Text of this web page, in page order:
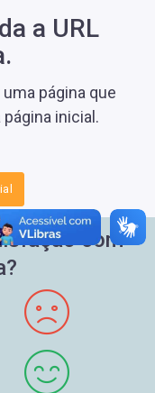
a URL
página que
inicial.
com